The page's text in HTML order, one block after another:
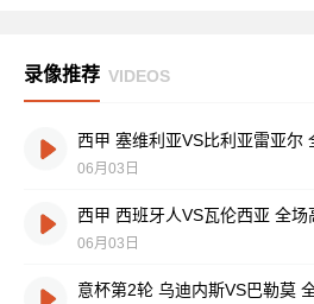
录像推荐 VIDEOS
西甲 塞维利亚VS比利亚雷亚尔
06月03日
西甲 西班牙人VS瓦伦西亚 全场
06月03日
意杯第2轮 乌迪内斯VS巴勒莫